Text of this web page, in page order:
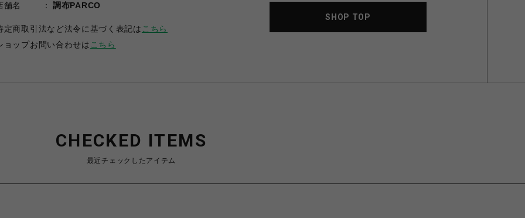
舗名
調布PARCO
定商取引法など法令に基づく表記は こちら
ョップお問い合わせは こちら
SHOP TOP
CHECKED ITEMS
最近チェックしたアイテム